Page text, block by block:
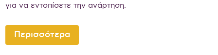
για να εντοπίσετε την ανάρτηση.
Περισσότερα